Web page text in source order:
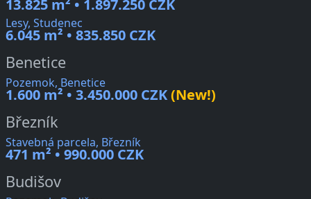
13.825 m² • 1.897.250 CZK
Lesy, Studenec
6.045 m² • 835.850 CZK
Benetice
Pozemok, Benetice
1.600 m² • 3.450.000 CZK(New!)
Březník
Stavebná parcela, Březník
471 m² • 990.000 CZK
Budišov